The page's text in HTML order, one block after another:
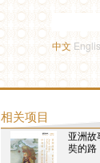
中文
相关项目
亚洲故
奘的路